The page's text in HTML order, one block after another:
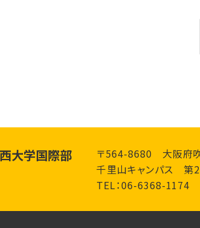
大学国際部
〒564-8680 大阪府
千里山キャンパス 第
TEL：06-6368-1174